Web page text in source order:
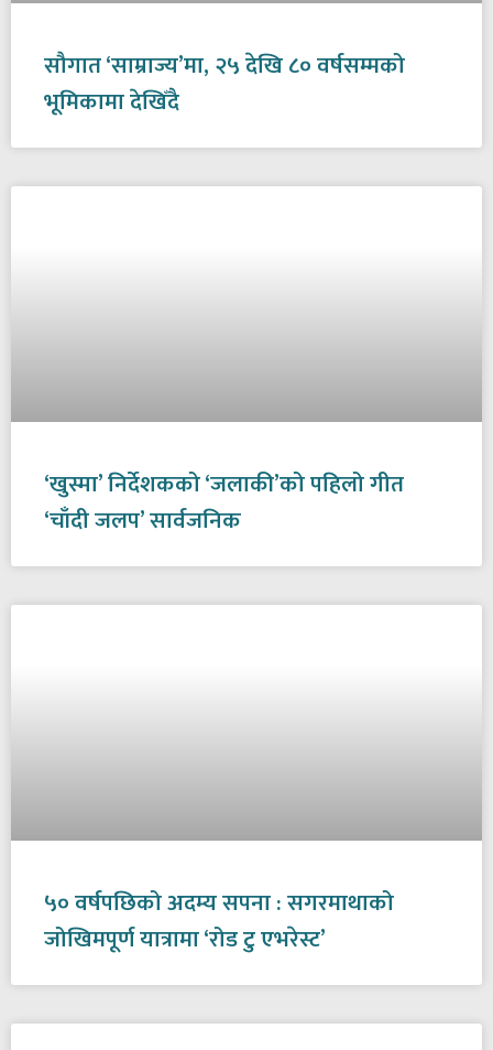
सौगात ‘साम्राज्य’मा, २५ देखि ८० वर्षसम्मको
भूमिकामा देखिँदै
‘खुस्मा’ निर्देशकको ‘जलाकी’को पहिलो गीत
‘चाँदी जलप’ सार्वजनिक
५० वर्षपछिको अदम्य सपना : सगरमाथाको
जोखिमपूर्ण यात्रामा ‘रोड टु एभरेस्ट’